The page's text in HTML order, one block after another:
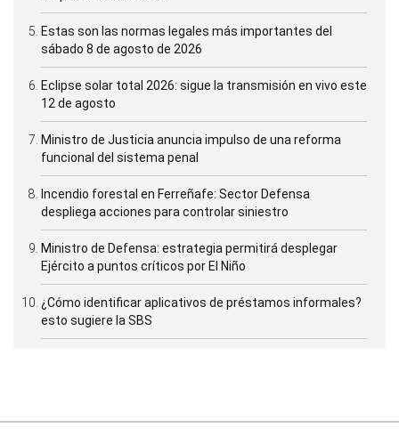
Estas son las normas legales más importantes del
sábado 8 de agosto de 2026
Eclipse solar total 2026: sigue la transmisión en vivo este
12 de agosto
Ministro de Justicia anuncia impulso de una reforma
funcional del sistema penal
Incendio forestal en Ferreñafe: Sector Defensa
despliega acciones para controlar siniestro
Ministro de Defensa: estrategia permitirá desplegar
Ejército a puntos críticos por El Niño
¿Cómo identificar aplicativos de préstamos informales?
esto sugiere la SBS